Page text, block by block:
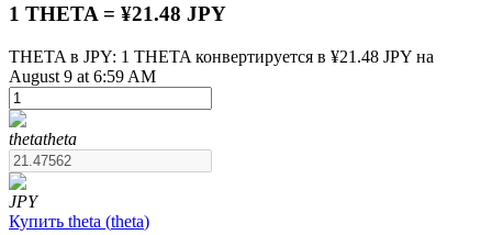
USDT-фьючерсы
обеспечения
1 THETA = ¥21.48 JPY
THETA в JPY: 1 THETA конвертируется в ¥21.48 JPY на
August 9 at 6:59 AM
thetatheta
JPY
Купить theta (theta)